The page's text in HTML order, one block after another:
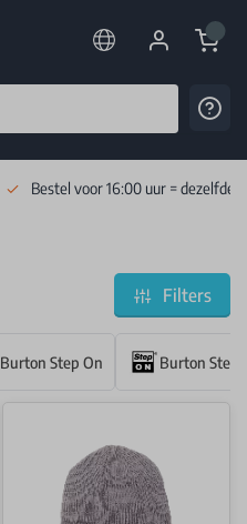
Cart
Bestel voor 16:00 uur = dezelfde
Filters
Burton Step On Burton Step